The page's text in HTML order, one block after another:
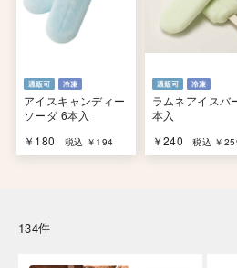
アイスキャンディー
ソーダ 6本入
￥180
税込 ￥194
ラムネアイスバ
本入
￥240
税込 ￥
134件